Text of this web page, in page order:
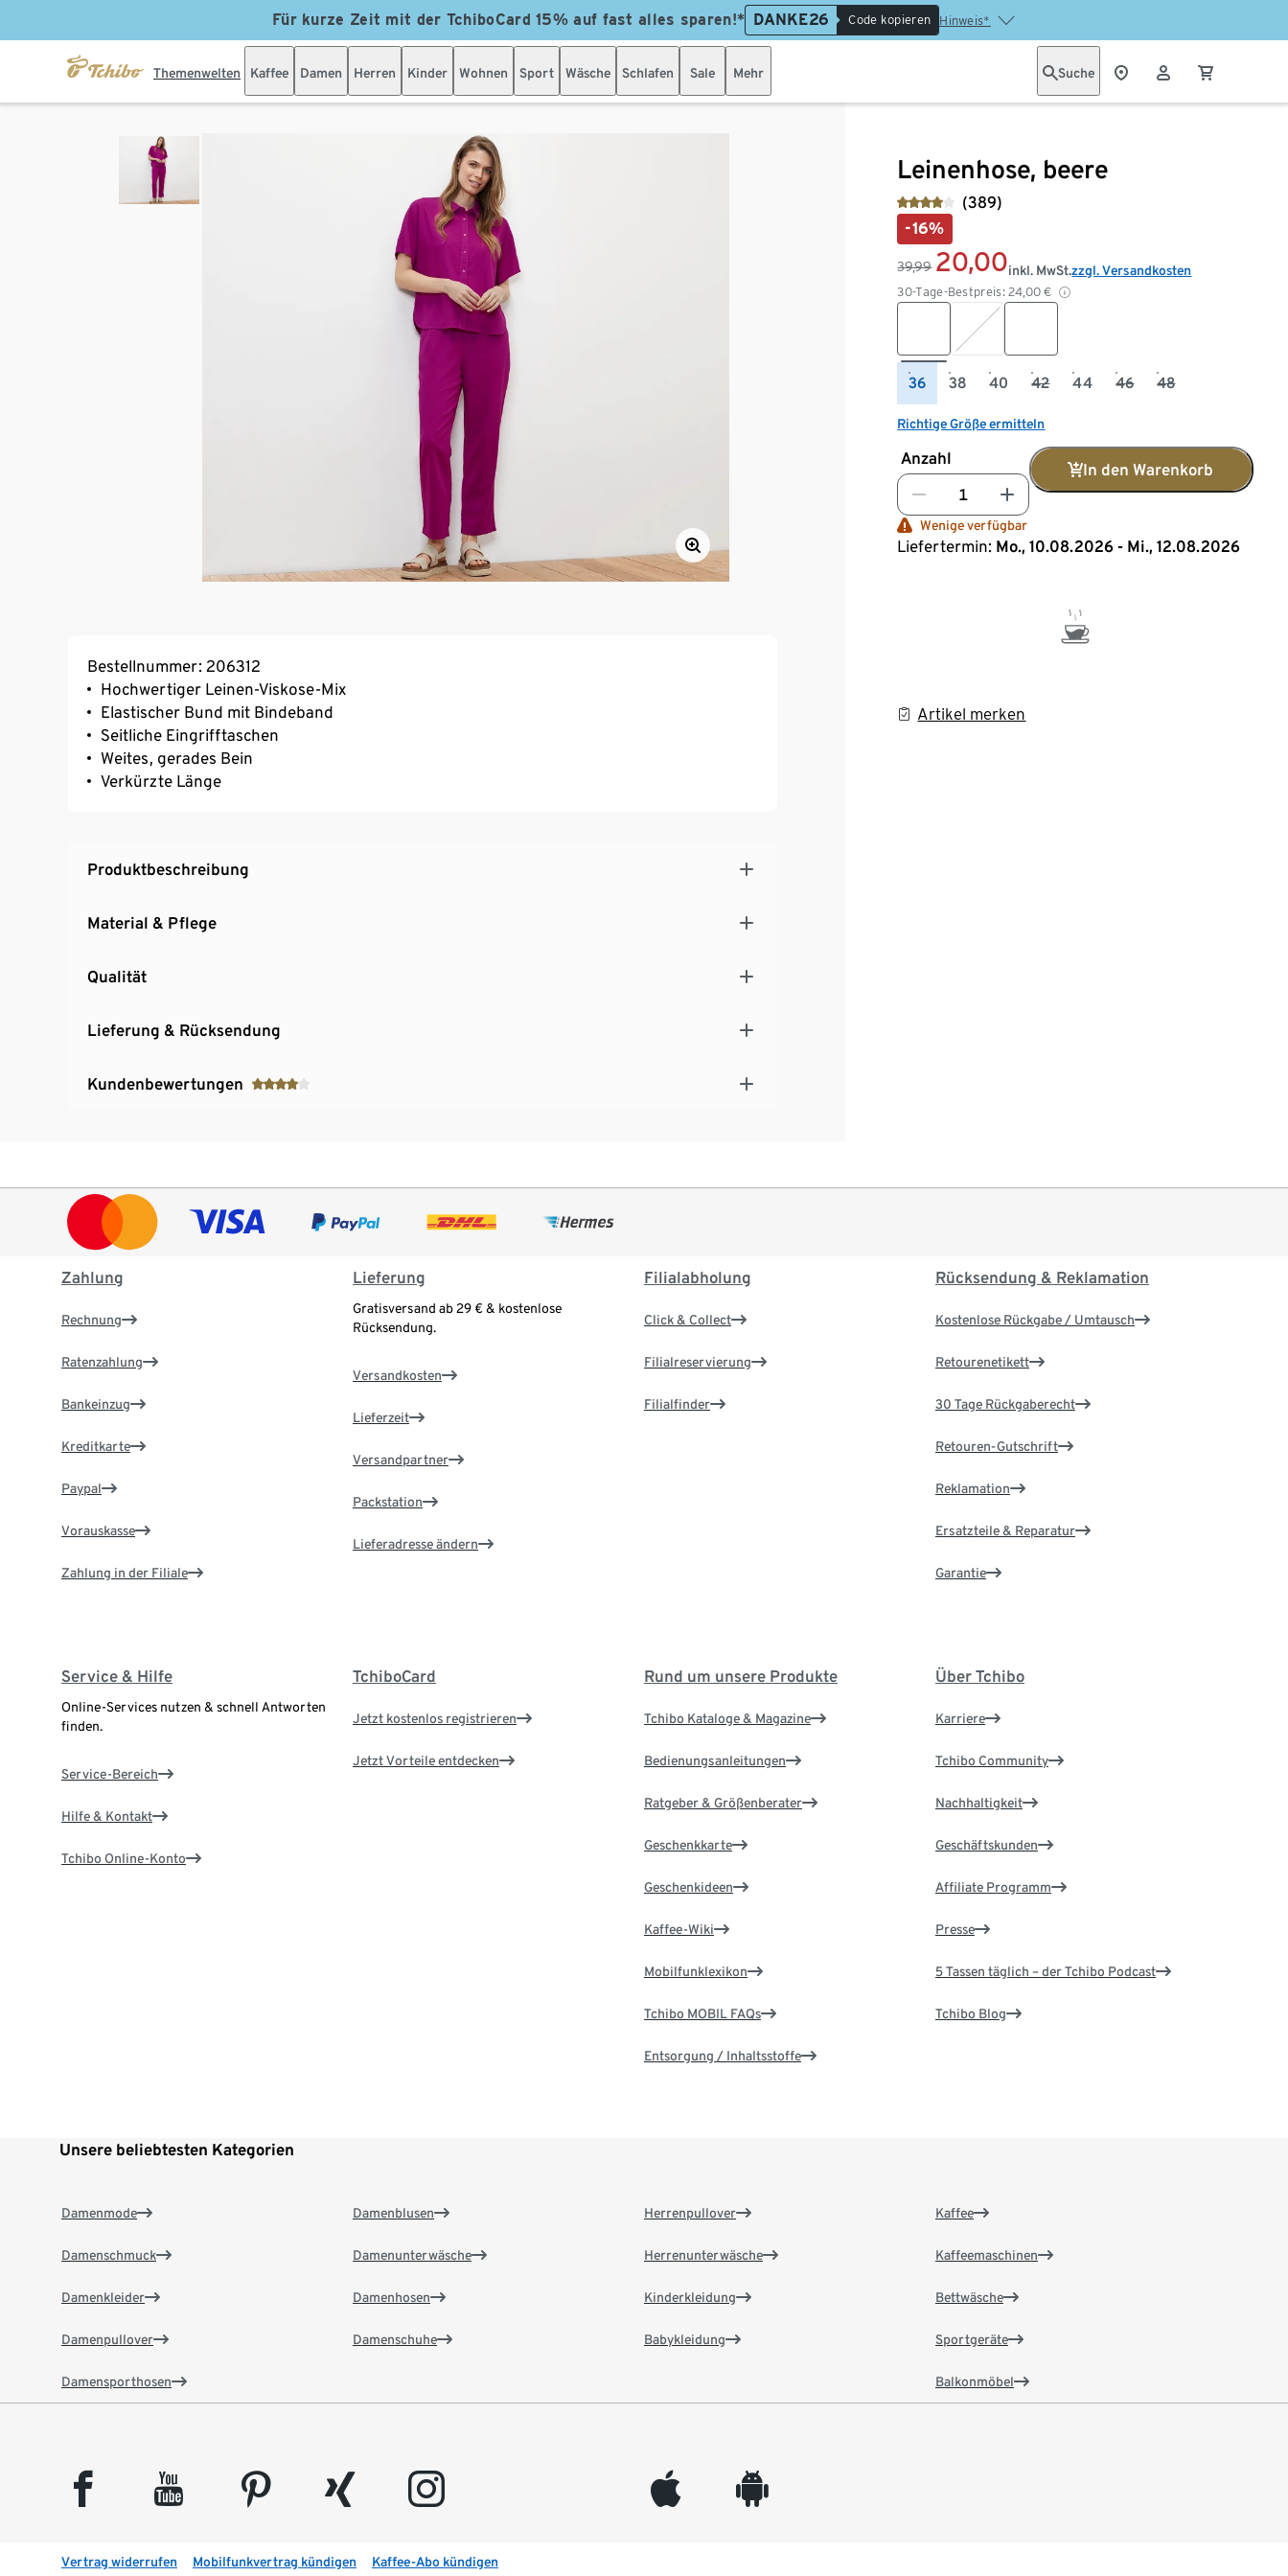
Für kurze Zeit mit der TchiboCard 15% auf fast alles sparen!* DANKE26 Code kopieren Hinweis*
Themenwelten Kaffee Damen Herren Kinder Wohnen Sport Wäsche Schlafen Sale Mehr Suche
Leinenhose, beere
(389)
-16%
39,99 20,00
30-Tage-Bestpreis: 24,00 €
inkl. MwSt.zzgl. Versandkosten
36 38 40 42 44 46 48
Richtige Größe ermitteln
Anzahl
In den Warenkorb
Wenige verfügbar
Liefertermin: Mo., 10.08.2026 - Mi., 12.08.2026
Artikel merken
Bestellnummer: 206312
Hochwertiger Leinen-Viskose-Mix
Elastischer Bund mit Bindeband
Seitliche Eingrifftaschen
Weites, gerades Bein
Verkürzte Länge
Produktbeschreibung
Material & Pflege
Qualität
Lieferung & Rücksendung
Kundenbewertungen
Zahlung
Rechnung
Ratenzahlung
Bankeinzug
Kreditkarte
Paypal
Vorauskasse
Zahlung in der Filiale
Lieferung
Gratisversand ab 29 € & kostenlose
Rücksendung.
Versandkosten
Lieferzeit
Versandpartner
Packstation
Lieferadresse ändern
Filialabholung
Click & Collect
Filialreservierung
Filialfinder
Rücksendung & Reklamation
Kostenlose Rückgabe / Umtausch
Retourenetikett
30 Tage Rückgaberecht
Retouren-Gutschrift
Reklamation
Ersatzteile & Reparatur
Garantie
Service & Hilfe
Online-Services nutzen & schnell Antworten
finden.
Service-Bereich
Hilfe & Kontakt
Tchibo Online-Konto
TchiboCard
Jetzt kostenlos registrieren
Jetzt Vorteile entdecken
Rund um unsere Produkte
Tchibo Kataloge & Magazine
Bedienungsanleitungen
Ratgeber & Größenberater
Geschenkkarte
Geschenkideen
Kaffee-Wiki
Mobilfunklexikon
Tchibo MOBIL FAQs
Entsorgung / Inhaltsstoffe
Über Tchibo
Karriere
Tchibo Community
Nachhaltigkeit
Geschäftskunden
Affiliate Programm
Presse
5 Tassen täglich – der Tchibo Podcast
Tchibo Blog
Unsere beliebtesten Kategorien
Damenmode
Damenschmuck
Damenkleider
Damenpullover
Damensporthosen
Damenblusen
Damenunterwäsche
Damenhosen
Damenschuhe
Herrenpullover
Herrenunterwäsche
Kinderkleidung
Babykleidung
Kaffee
Kaffeemaschinen
Bettwäsche
Sportgeräte
Balkonmöbel
facebook youtube pinterest xing instagram appleinc android
Vertrag widerrufen Mobilfunkvertrag kündigen Kaffee-Abo kündigen